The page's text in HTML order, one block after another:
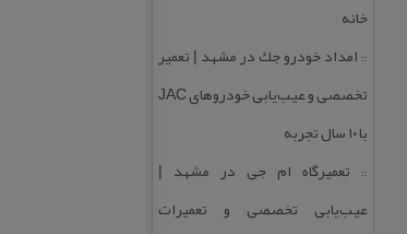
خانه
:: امداد خودرو جك در مشهد | تعمیر
تخصصی و عیب‌یابی خودروهای JAC
با ۱۰ سال تجربه
:: تعمیرگاه ام جی در مشهد |
عیب‌یابی تخصصی و تعمیرات